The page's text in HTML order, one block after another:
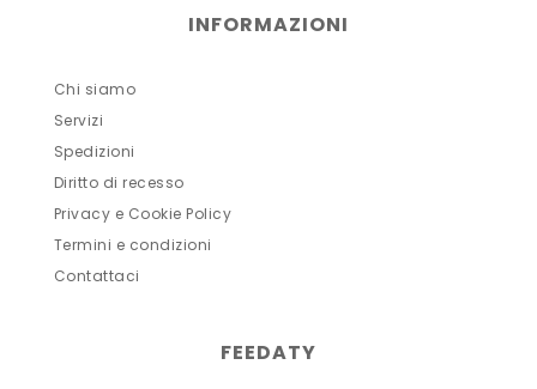
INFORMAZIONI
Chi siamo
Servizi
Spedizioni
Diritto di recesso
Privacy e Cookie Policy
Termini e condizioni
Contattaci
FEEDATY